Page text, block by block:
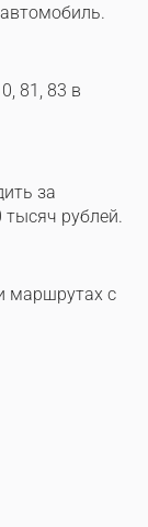
81, 83 в
за
рублей.
маршрутах с